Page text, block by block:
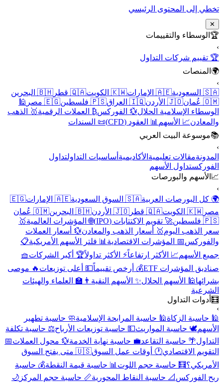
تخطي إلى المحتوى الرئيسي
✕
🏆 الوسطاء والتقييمات
›
🏆 تقييم شركات التداول
🌍 المنصات
›
🇸🇦 السعودية
🇦🇪 الإمارات 🇰🇼 الكويت 🇶🇦 قطر
🇧🇭 البحرين
🇴🇲 عُمان
🇯🇴 الأردن 🇮🇶 العراق 🇵🇸 فلسطين 🇪🇬 مصر
🕌
الوسطاء الإسلامية الحلال💱 الفوركس₿ العملات الرقمية🥇 الذهب
والمعادن📈 الأسهم 📊 العقود (CFD)
📜 السندات
📚موسوعة البيت العربي
›
المدونةمقالات تعليمية الأكاديمية أساسيات التداولتداول
الفوركستداول الأسهم
📈 الأسهم والبورصات
›
🌍 كل البورصات العربية🇸🇦 السوق السعودية 🇦🇪 الإمارات
🇪🇬
مصر 🇰🇼 الكويت 🇶🇦 قطر 🇯🇴 الأردن 🇧🇭 البحرين
🇴🇲 عُمان
🇵🇸 فلسطين
🚀 تقويم الاكتتابات (IPO) 🌐 المؤشرات العالمية🥇
سعر الذهب اليوم🥇 أسعار الذهب والمعادن💱 أسعار العملات
والفوركس📅 المؤشرات الاقتصادية 📊 فلتر الأسهم الأمريكية📋
جميع الأسهم📈 الأكثر ارتفاعاً⚡ الأكثر تداولاً🏆 أكبر الشركات🧺
صناديق المؤشرات ETF
💰 أرخص تقييماً💵 أعلى توزيعات 🔥 موصى
بشرائها🕌 الأسهم الحلال✨ الأسهم النقية 👨‍🏫 العلماء والهيئات
الشرعية
🧮 أدوات التداول
›
🕌 حاسبة الزكاة🕌 حاسبة المرابحة الإسلامية🧼 حاسبة تطهير
الأسهم🕊️ حاسبة المواريث💵 حاسبة توزيعات الأرباح⚖️ حاسبة تكلفة
التداول🌴 حاسبة التقاعد💼 حاسبة نهاية الخدمة💱 محول العملات📅
التقويم الاقتصادي🕐 أوقات عمل السوق
🇺🇸 متى يفتح السوق
الأمريكي؟🧮 حاسبة حجم اللوت 📊 حاسبة قيمة النقطة💰 حاسبة
ربح الفوركس 📐 حاسبة النقاط المحورية📏 حاسبة حجم المركز 🌙